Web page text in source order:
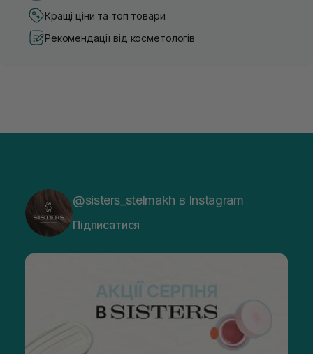
Кращі ціни та топ товари
Рекомендації від косметологів
@sisters_stelmakh в Instagram
Підписатися